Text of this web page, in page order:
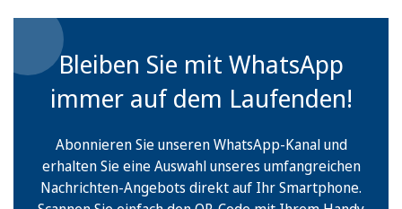
Bleiben Sie mit WhatsApp
immer auf dem Laufenden!
Abonnieren Sie unseren WhatsApp-Kanal und
erhalten Sie eine Auswahl unseres umfangreichen
Nachrichten-Angebots direkt auf Ihr Smartphone.